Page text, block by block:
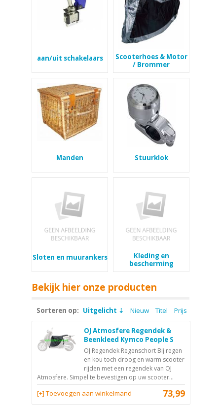
aan/uit schakelaars
Scooterhoes & Motor
/ Brommer
Manden Stuurklok
Sloten en muurankers
Kleding en
bescherming
Bekijk hier onze producten
Sorteren op: Uitgelicht Nieuw Titel Prijs
OJ Atmosfere Regendek &
Beenkleed Kymco People S
OJ Regendek Regenschort Bij regen
en kou toch droog en warm scooter
rijden met een regendek van OJ
Atmosfere. Simpel te bevestigen op uw scooter...
73,99
[+] Toevoegen aan winkelmand